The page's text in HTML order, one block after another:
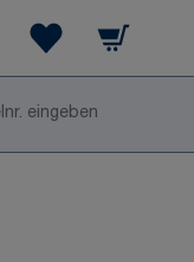
Warenkorb